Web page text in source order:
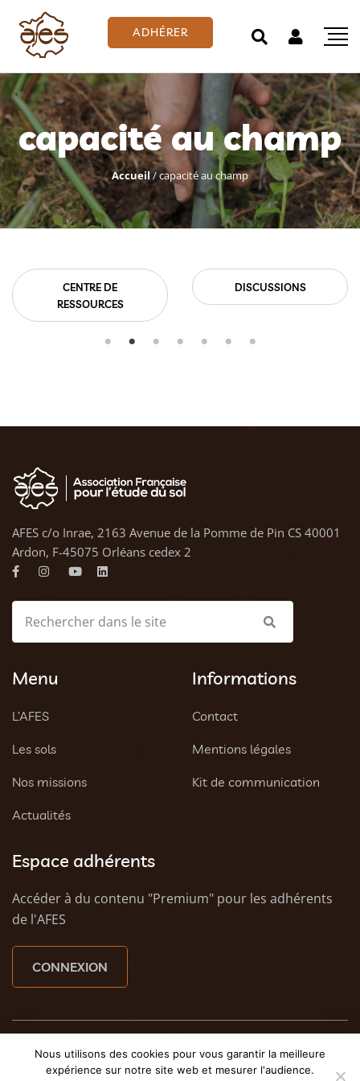
ADHÉRER
capacité au champ
Accueil/capacité au champ
CENTRE DE
RESSOURCES
DISCUSSIONS
AFES c/o Inrae, 2163 Avenue de la Pomme de Pin CS 40001
Ardon, F-45075 Orléans cedex 2
Menu
L’AFES
Les sols
Nos missions
Actualités
Informations
Contact
Mentions légales
Kit de communication
Espace adhérents
Accéder à du contenu "Premium" pour les adhérents
de l'AFES
CONNEXION
© 2023 AFES - Tous droits réservés - Une créationTony
Oheix : Agence Web CaenetWeezy - Agence web à
Nous utilisons des cookies pour vous garantir la meilleure
expérience sur notre site web et mesurer l'audience.